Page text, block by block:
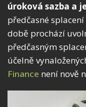
úroková sazba a
předčasné
době prochází
předčasným
účelně
Finance není nově